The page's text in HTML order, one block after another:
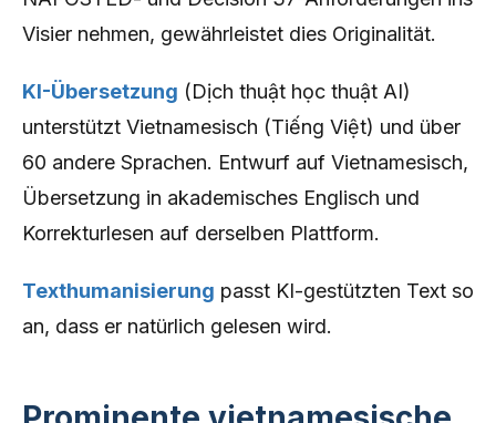
Visier nehmen, gewährleistet dies Originalität.
KI-Übersetzung (Dịch thuật học thuật AI)
unterstützt Vietnamesisch (Tiếng Việt) und über
60 andere Sprachen. Entwurf auf Vietnamesisch,
Übersetzung in akademisches Englisch und
Korrekturlesen auf derselben Plattform.
Texthumanisierung passt KI-gestützten Text so
an, dass er natürlich gelesen wird.